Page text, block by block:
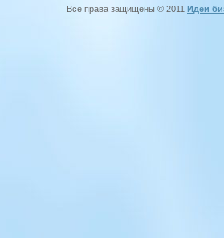
Все права защищены © 2011 Идеи